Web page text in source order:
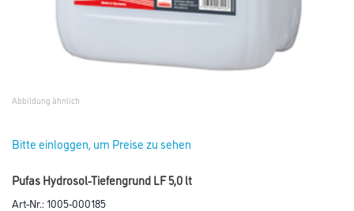
Abbildung ähnlich
Bitte einloggen, um Preise zu sehen
Pufas Hydrosol-Tiefengrund LF 5,0 lt
Art-Nr.:1005-000185